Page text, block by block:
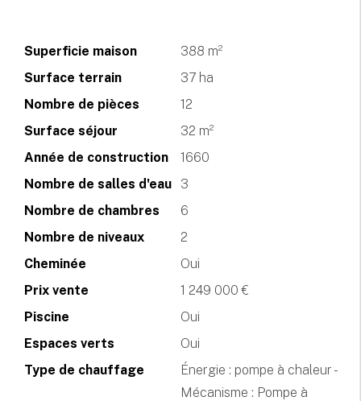
Superficie maison
388 m²
Surface terrain
37 ha
Nombre de pièces
12
Surface séjour
32 m²
Année de construction
1660
Nombre de salles d'eau
3
Nombre de chambres
6
Nombre de niveaux
2
Cheminée
Oui
Prix vente
1 249 000 €
Piscine
Oui
Espaces verts
Oui
Type de chauffage
Énergie : pompe à chaleur -
Mécanisme : Pompe à